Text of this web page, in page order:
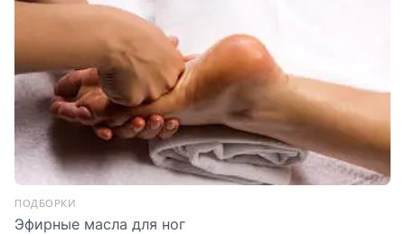
ПОДБОРКИ
Эфирные масла для ног